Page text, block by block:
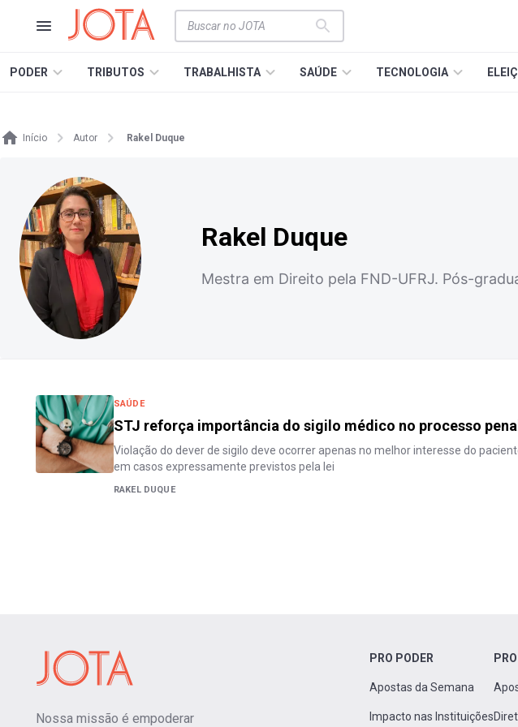
PODER TRIBUTOS TRABALHISTA SAÚDE TECNOLOGIA
Início Autor Rakel Duque
Rakel Duque
Mestra em Direito pela FND-UFRJ. Pós-
SAÚDE
STJ reforça importância do sigilo médico no processo penal
Violação do dever de sigilo deve ocorrer apenas no melhor interesse do
em casos expressamente previstos pela lei
RAKEL DUQUE
Nossa missão é empoderar
PRO PODER
Apostas da Semana
Impacto nas Instituições